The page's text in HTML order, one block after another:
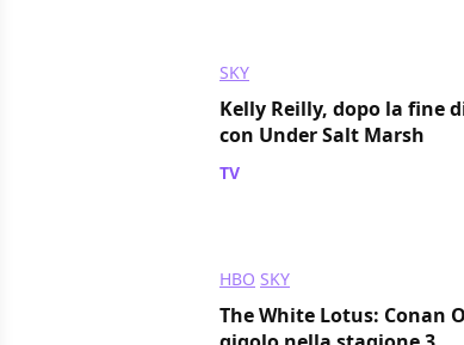
SKY
Kelly Reilly, dopo la fine
con Under Salt Marsh
TV
HBO SKY
The White Lotus: Conan